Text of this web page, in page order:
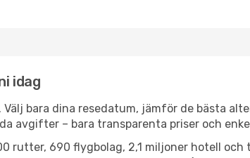
idag
bara dina resedatum, jämför de bästa
avgifter – bara transparenta priser och
rutter, 690 flygbolag, 2,1 miljoner hotell